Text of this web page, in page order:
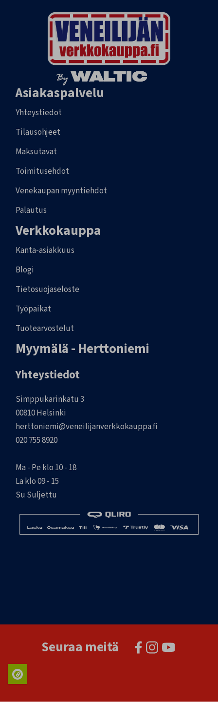
Asiakaspalvelu
Yhteystiedot
Tilausohjeet
Maksutavat
Toimitusehdot
Venekaupan myyntiehdot
Palautus
Verkkokauppa
Kanta-asiakkuus
Blogi
Tietosuojaseloste
Työpaikat
Tuotearvostelut
Myymälä - Herttoniemi
Yhteystiedot
Simppukarinkatu 3
00810 Helsinki
herttoniemi@veneilijanverkkokauppa.fi
020 755 8920
Ma - Pe klo 10 - 18
La klo 09 - 15
Su Suljettu
Seuraa meitä